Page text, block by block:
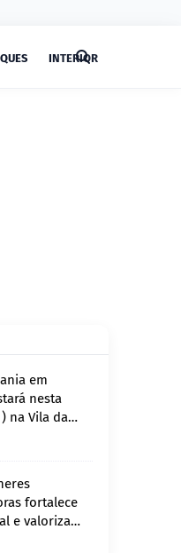
INTERIOR
em
nesta
na Vila da
(1º) em
fortalece
e valoriza
no